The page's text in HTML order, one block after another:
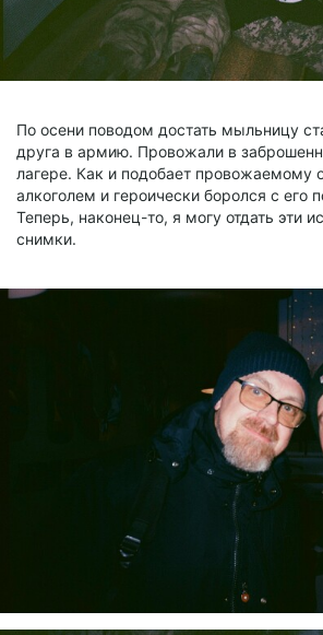
По осени поводом достать мыльницу
друга в армию. Провожали в
лагере. Как и подобает провожаемому
алкоголем и героически боролся с его
Теперь, наконец-то, я могу отдать эти
снимки.